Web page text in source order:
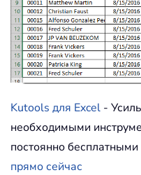
Kutools для Excel -
необходимыми
постоянно
прямо сейчас